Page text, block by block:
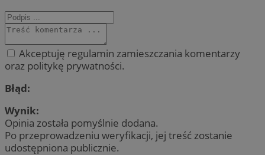
Akceptuję regulamin zamieszczania komentarzy
oraz politykę prywatności.
Błąd:
Wynik:
Opinia została pomyślnie dodana.
Po przeprowadzeniu weryfikacji, jej treść zostanie
udostępniona publicznie.